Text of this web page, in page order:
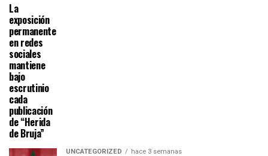
La
exposición
permanente
en redes
sociales
mantiene
bajo
escrutinio
cada
publicación
de “Herida
de Bruja”
UNCATEGORIZED hace 3 semanas